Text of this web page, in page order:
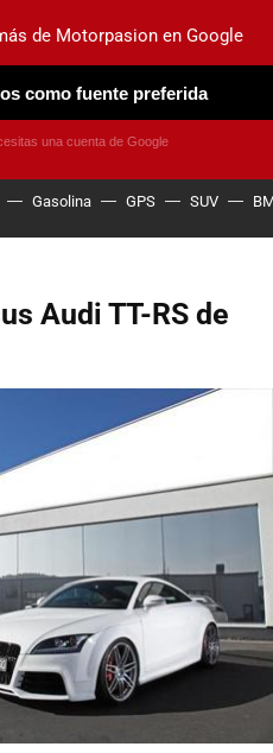
NUEVO
OBSERVATORIO
Gasolina GPS SUV
Audi TT-RS de
de Motorpasion en Google
como fuente preferida
una cuenta de Google